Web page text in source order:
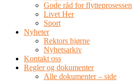
Gode råd for flytteprosessen
Livet Her
Sport
Nyheter
Rektors hjørne
Nyhetsarkiv
Kontakt oss
Regler og dokumenter
Alle dokumenter – side